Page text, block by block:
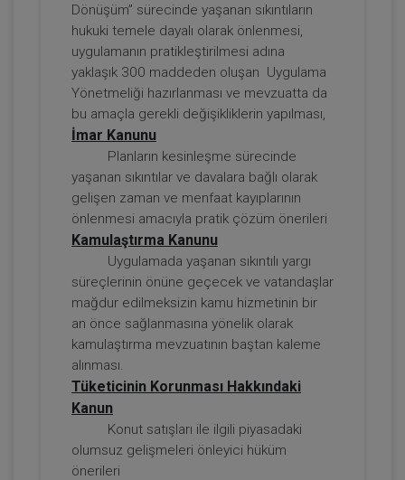
Taşınmaz Hukuku - IV. Borçlar Hukuku
Kongresi - VI. Oturum
360 TL
Tüketici Hukuku Enstitüsü
Tazminat Hukuku - IV. Borçlar Hukuku
Kongresi - IV. Oturum
360 TL
Dönüşüm” sürecinde yaşanan sıkıntıların
hukuki temele dayalı olarak önlenmesi,
uygulamanın pratikleştirilmesi adına
yaklaşık 300 maddeden oluşan Uygulama
Yönetmeliği hazırlanması ve mevzuatta da
bu amaçla gerekli değişikliklerin yapılması,
İmar Kanunu
Planların kesinleşme sürecinde
yaşanan sıkıntılar ve davalara bağlı olarak
gelişen zaman ve menfaat kayıplarının
önlenmesi amacıyla pratik çözüm önerileri
Kamulaştırma Kanunu
Uygulamada yaşanan sıkıntılı yargı
süreçlerinin önüne geçecek ve vatandaşlar
mağdur edilmeksizin kamu hizmetinin bir
an önce sağlanmasına yönelik olarak
kamulaştırma mevzuatının baştan kaleme
alınması.
Tüketicinin Korunması Hakkındaki
Kanun
Konut satışları ile ilgili piyasadaki
olumsuz gelişmeleri önleyici hüküm
önerileri